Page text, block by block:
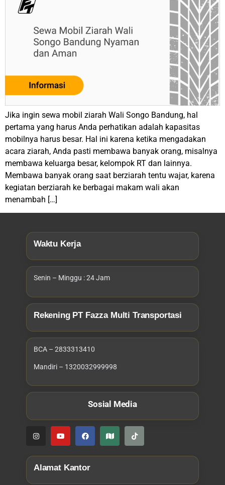
Jika ingin sewa mobil ziarah Wali Songo Bandung, hal
pertama yang harus Anda perhatikan adalah kapasitas
mobilnya harus besar. Hal ini karena ketika mengadakan
acara ziarah, Anda pasti membawa banyak orang, misalnya
membawa keluarga besar, kelompok RT dan lainnya.
Membawa banyak orang saat berziarah tentu wajar, karena
kegiatan berziarah ke berbagai makam wali akan
menambah […]
Waktu Kerja
Senin – Minggu : 24 Jam
Rekening PT Fazza Multi Transportasi
BCA – 2833313410
Mandiri – 1320032999998
Sosial Media
Alamat Kantor